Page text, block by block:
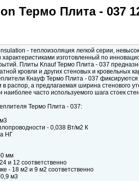
Термо Плита - 037
- теплоизоляция легкой серии,
изготовленный по
Плиты Knauf Термо Плита - 037
кровли и других стеновых и кровельных
Кнауф Термо Плита - 037
в распор, а предлагаемая ширина стенового
часто используемого шага стоек
Термо Плита - 037:
- 0,038 Вт/м2 К
НГ
мм
и 12 соответственно
- 18 м2 и 9 м2 соответственно
м3